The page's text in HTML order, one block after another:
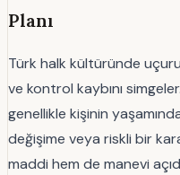
Planı
Türk halk kültüründe
ve kontrol kaybını
genellikle kişinin
değişime veya riskli bir
maddi hem de manevi